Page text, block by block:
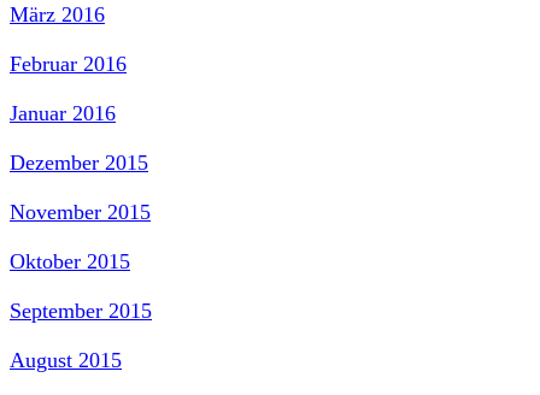
März 2016
Februar 2016
Januar 2016
Dezember 2015
November 2015
Oktober 2015
September 2015
August 2015